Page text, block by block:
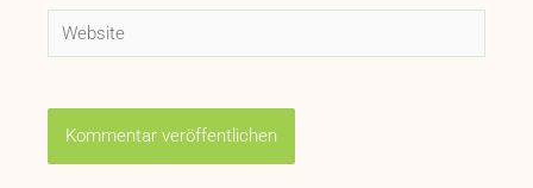
Website